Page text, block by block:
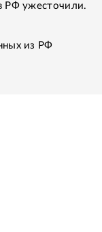
РФ ужесточили.
из РФ